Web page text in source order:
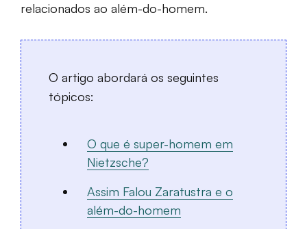
relacionados ao além-do-homem.
O artigo abordará os seguintes
tópicos:
O que é super-homem em
Nietzsche?
Assim Falou Zaratustra e o
além-do-homem